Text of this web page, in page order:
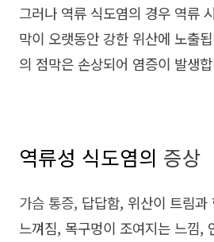
그러나 역류 식도염의 경우 역류
막이 오랫동안 강한 위산에 노출
의 점막은 손상되어 염증이 발생
역류성 식도염의 증상
가슴 통증, 답답함, 위산이 트림
느껴짐, 목구멍이 조여지는 느낌,